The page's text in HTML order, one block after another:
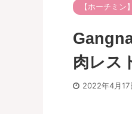
【ホーチミン
肉レス
2022年4月17